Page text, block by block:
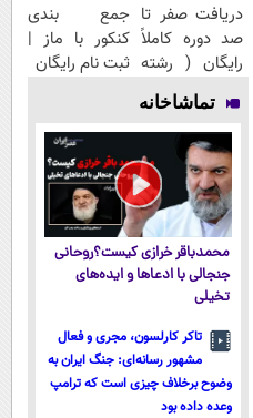
دریافت صفر تا
صد دوره کاملاً
رایگان ( رشته
ریاضی، تجربی،
انسانی)
جمع بندی
کنکور با ماز |
ثبت نام رایگان
تماشاخانه
محمدباقر خرازی کیست؟روحانی
جنجالی با ادعاها و ایده‌های
تخیلی
تاکر کارلسون، مجری و فعال
مشهور رسانه‌ای: جنگ ایران به
وضوح برخلاف چیزی است که ترامپ
وعده داده بود